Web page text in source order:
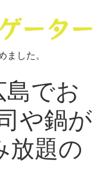
ました。
島でお
や鍋が
放題の